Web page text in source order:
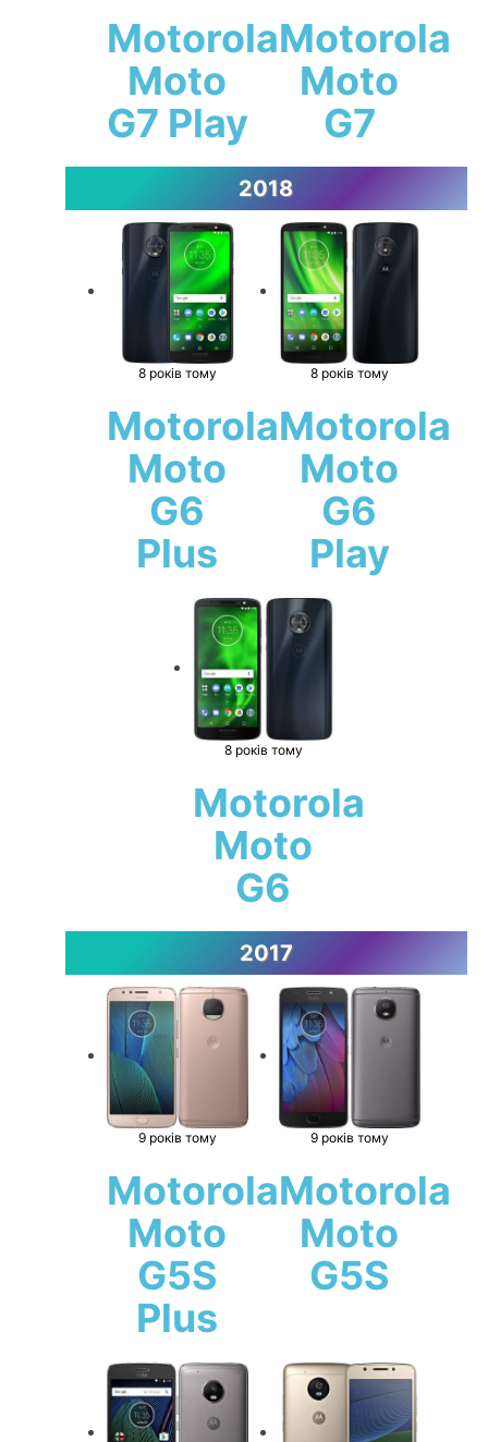
Motorola
Moto
G7 Play
Motorola
Moto
G7
2018
8 років тому
Motorola
Moto
G6
Plus
8 років тому
Motorola
Moto
G6
Play
8 років тому
Motorola
Moto
G6
2017
9 років тому
Motorola
Moto
G5S
Plus
9 років тому
Motorola
Moto
G5S